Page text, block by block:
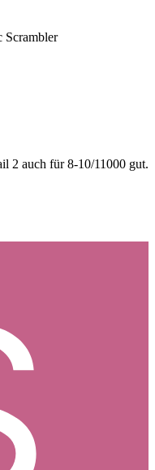
2 auch für 8-10/11000 gut.